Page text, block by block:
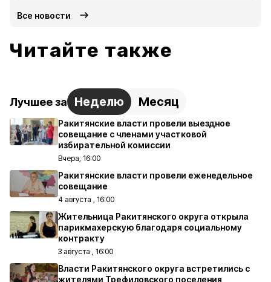
Все новости
Читайте также
Лучшее за Неделю Месяц
Ракитянские власти провели выездное
совещание с членами участковой
избирательной комиссии
Вчера, 16:00
Ракитянские власти провели еженедельное
совещание
4 августа , 16:00
Жительница Ракитянского округа открыла
парикмахерскую благодаря социальному
контракту
3 августа , 16:00
Власти Ракитянского округа встретились с
жителями Трефиловского поселения